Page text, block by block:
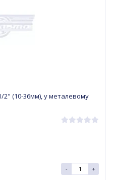
2" (10-36мм), у металевому
- +